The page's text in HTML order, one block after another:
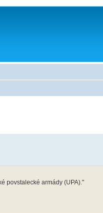
povstalecké armády (UPA)."